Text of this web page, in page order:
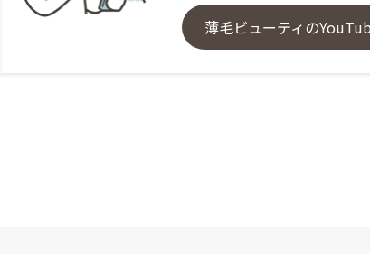
薄毛ビューティの